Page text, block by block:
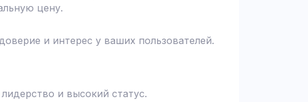
цену.
и интерес у ваших пользователей.
и высокий статус.